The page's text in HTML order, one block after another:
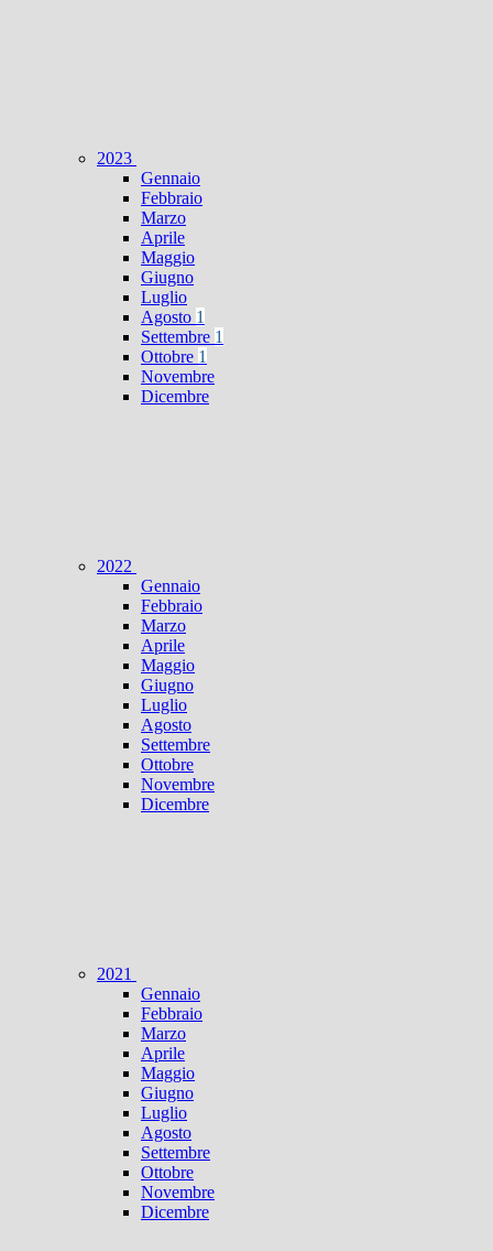
2023
Gennaio
Febbraio
Marzo
Aprile
Maggio
Giugno
Luglio
Agosto 1
Settembre 1
Ottobre 1
Novembre
Dicembre
2022
Gennaio
Febbraio
Marzo
Aprile
Maggio
Giugno
Luglio
Agosto
Settembre
Ottobre
Novembre
Dicembre
2021
Gennaio
Febbraio
Marzo
Aprile
Maggio
Giugno
Luglio
Agosto
Settembre
Ottobre
Novembre
Dicembre